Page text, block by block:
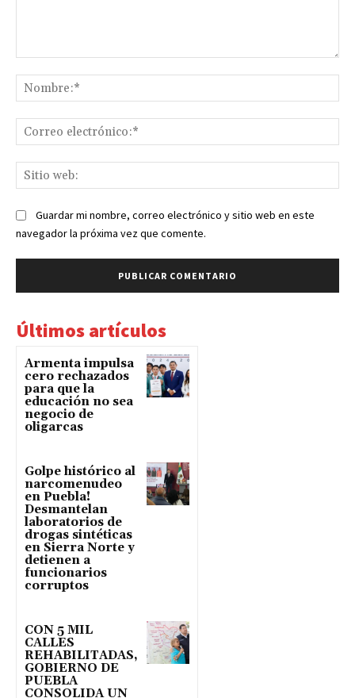
Guardar mi nombre, correo electrónico y sitio web en este
navegador la próxima vez que comente.
Últimos artículos
Armenta impulsa
cero rechazados
para que la
educación no sea
negocio de
oligarcas
Golpe histórico al
narcomenudeo
en Puebla!
Desmantelan
laboratorios de
drogas sintéticas
en Sierra Norte y
detienen a
funcionarios
corruptos
CON 5 MIL
CALLES
REHABILITADAS,
GOBIERNO DE
PUEBLA
CONSOLIDA UN